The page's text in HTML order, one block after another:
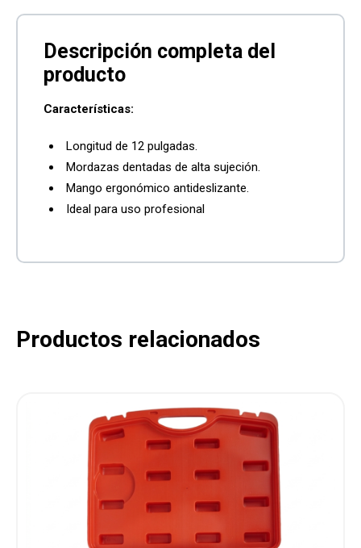
Características:
Longitud de 12 pulgadas.
Mordazas dentadas de alta sujeción.
Mango ergonómico antideslizante.
Ideal para uso profesional
Productos relacionados